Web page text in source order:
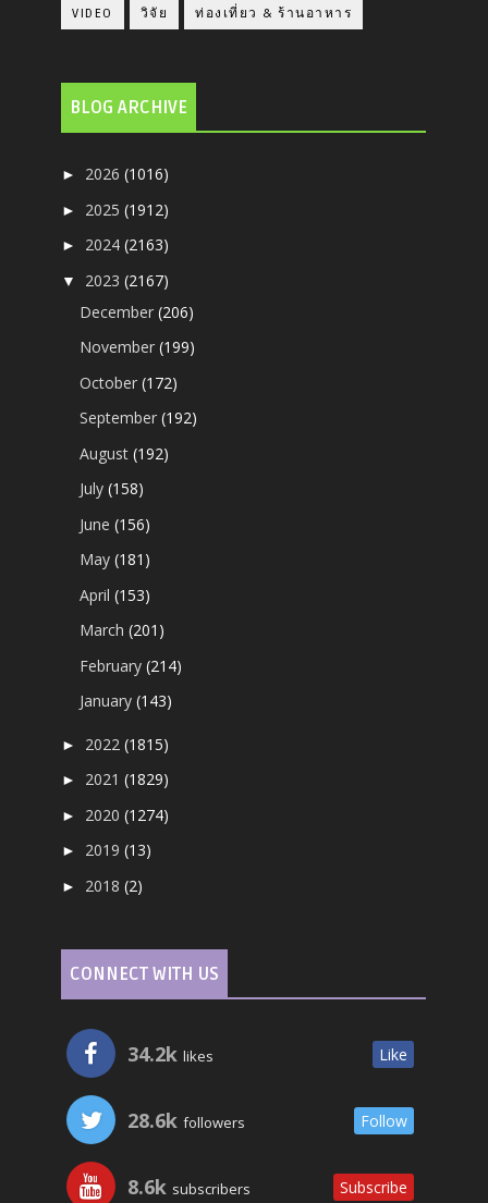
VIDEO วิจัย ท่องเที่ยว & ร้านอาหาร
BLOG ARCHIVE
► 2026(1016)
► 2025(1912)
► 2024(2163)
▼ 2023(2167)
December(206)
November(199)
October(172)
September(192)
August(192)
July(158)
June(156)
May(181)
April(153)
March(201)
February(214)
January(143)
► 2022(1815)
► 2021(1829)
► 2020(1274)
► 2019(13)
► 2018(2)
CONNECT WITH US
34.2k likes Like
28.6k followers Follow
8.6k subscribers Subscribe